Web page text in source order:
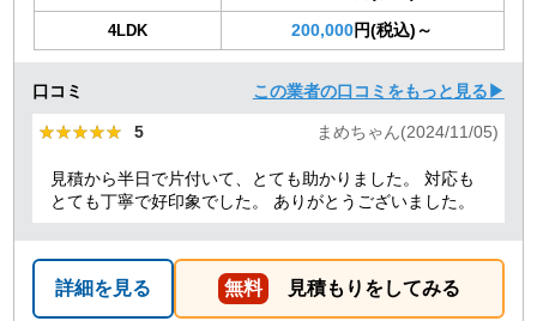
4LDK 200,000円(税込)～
口コミ この業者の口コミをもっと見る▶
★★★★★
★★★★★ 5 まめちゃん(2024/11/05)
見積から半日で片付いて、とても助かりました。 対応も
とても丁寧で好印象でした。 ありがとうございました。
詳細を見る 無料 見積もりをしてみる